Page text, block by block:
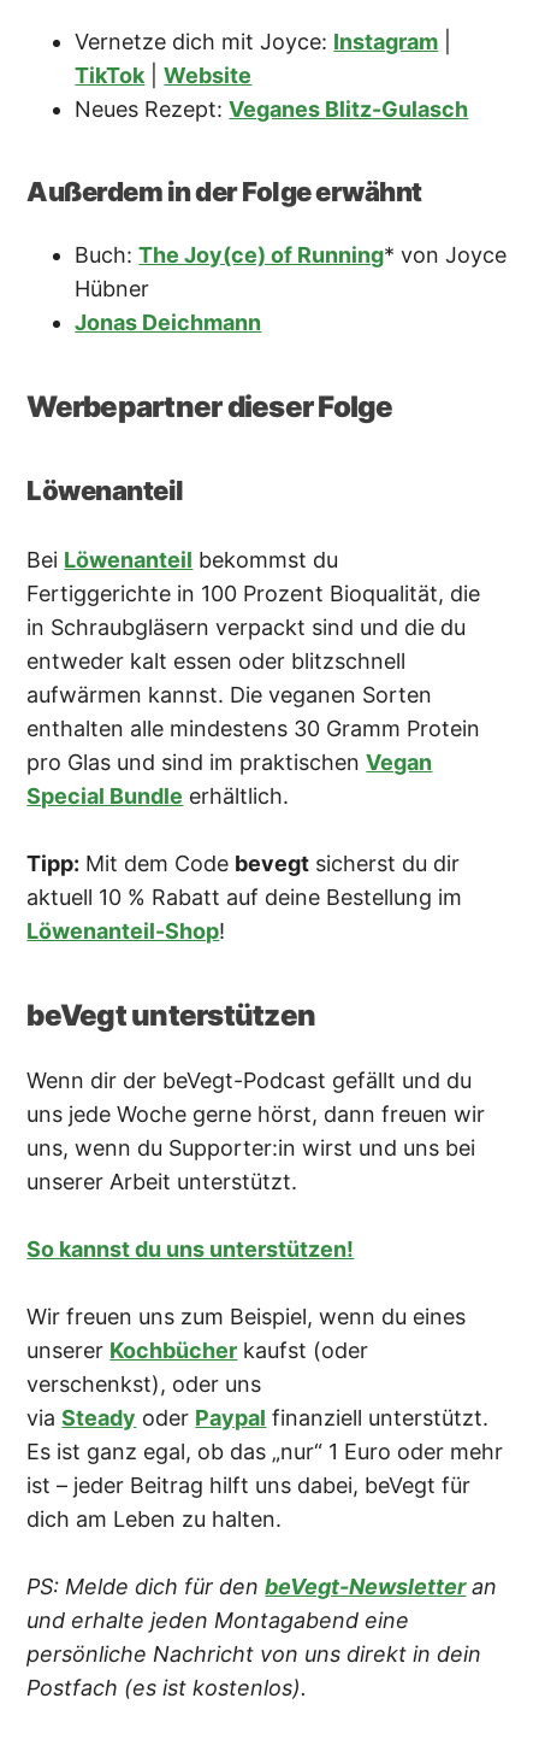
Vernetze dich mit Joyce: Instagram
TikTok |Website
Neues Rezept:Veganes Blitz-Gulasch
Außerdem in der Folge erwähnt
Buch:The Joy(ce) of Running* von Joyce
Hübner
Jonas Deichmann
Werbepartner dieser Folge
Löwenanteil
Bei Löwenanteil bekommst du
Fertiggerichte in 100 Prozent Bioqualität, die
in Schraubgläsern verpackt sind und die du
entweder kalt essen oder blitzschnell
aufwärmen kannst. Die veganen Sorten
enthalten alle mindestens 30 Gramm Protein
pro Glas und sind im praktischenVegan
Special Bundle erhältlich.
Tipp: Mit dem Code bevegt sicherst du dir
aktuell 10 % Rabatt auf deine Bestellung im
Löwenanteil-Shop!
beVegt unterstützen
Wenn dir der beVegt-Podcast gefällt und du
uns jede Woche gerne hörst, dann freuen wir
uns, wenn du Supporter:in wirst und uns bei
unserer Arbeit unterstützt.
So kannst du uns unterstützen!
Wir freuen uns zum Beispiel, wenn du eines
unserer Kochbücher kaufst (oder
verschenkst), oder uns
viaSteady oder Paypal finanziell unterstützt.
Es ist ganz egal, ob das „nur“ 1 Euro oder mehr
ist – jeder Beitrag hilft uns dabei, beVegt für
dich am Leben zu halten.
PS: Melde dich für denbeVegt-Newsletteran
und erhalte jeden Montagabend eine
persönliche Nachricht von uns direkt in dein
Postfach (es ist kostenlos).